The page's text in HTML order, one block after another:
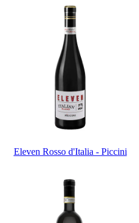
Eleven Rosso d'Italia - Piccini